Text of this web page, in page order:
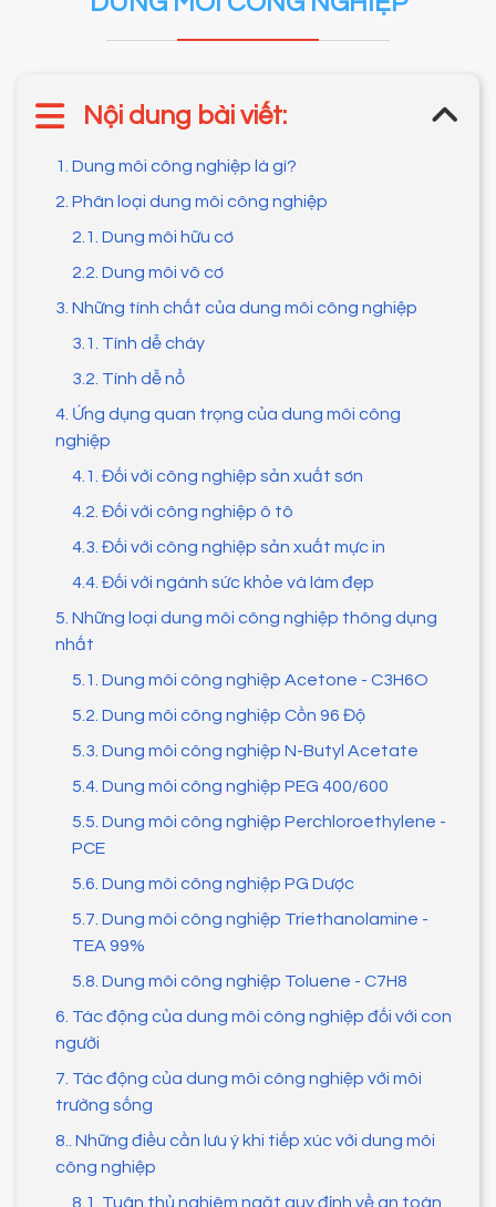
Nội dung bài viết:
1. Dung môi công nghiệp là gì?
2. Phân loại dung môi công nghiệp
2.1. Dung môi hữu cơ
2.2. Dung môi vô cơ
3. Những tính chất của dung môi công nghiệp
3.1. Tính dễ cháy
3.2. Tính dễ nổ
4. Ứng dụng quan trọng của dung môi công
nghiệp
4.1. Đối với công nghiệp sản xuất sơn
4.2. Đối với công nghiệp ô tô
4.3. Đối với công nghiệp sản xuất mực in
4.4. Đối với ngành sức khỏe và làm đẹp
5. Những loại dung môi công nghiệp thông dụng
nhất
5.1. Dung môi công nghiệp Acetone - C3H6O
5.2. Dung môi công nghiệp Cồn 96 Độ
5.3. Dung môi công nghiệp N-Butyl Acetate
5.4. Dung môi công nghiệp PEG 400/600
5.5. Dung môi công nghiệp Perchloroethylene -
PCE
5.6. Dung môi công nghiệp PG Dược
5.7. Dung môi công nghiệp Triethanolamine -
TEA 99%
5.8. Dung môi công nghiệp Toluene - C7H8
6. Tác động của dung môi công nghiệp đối với con
người
7. Tác động của dung môi công nghiệp với môi
trường sống
8.. Những điều cần lưu ý khi tiếp xúc với dung môi
công nghiệp
8.1. Tuân thủ nghiêm ngặt quy định về an toàn